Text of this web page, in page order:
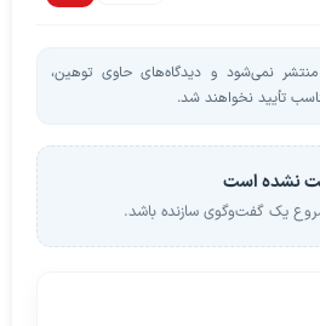
نمی‌شود و دیدگاه‌های حاوی توهین،
تأیید نخواهند شد.
نشده است
یک گفت‌وگوی سازنده باشد.